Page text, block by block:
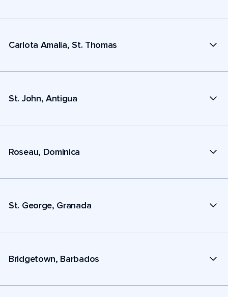
Carlota Amalia, St. Thomas
St. John, Antigua
Roseau, Dominica
St. George, Granada
Bridgetown, Barbados